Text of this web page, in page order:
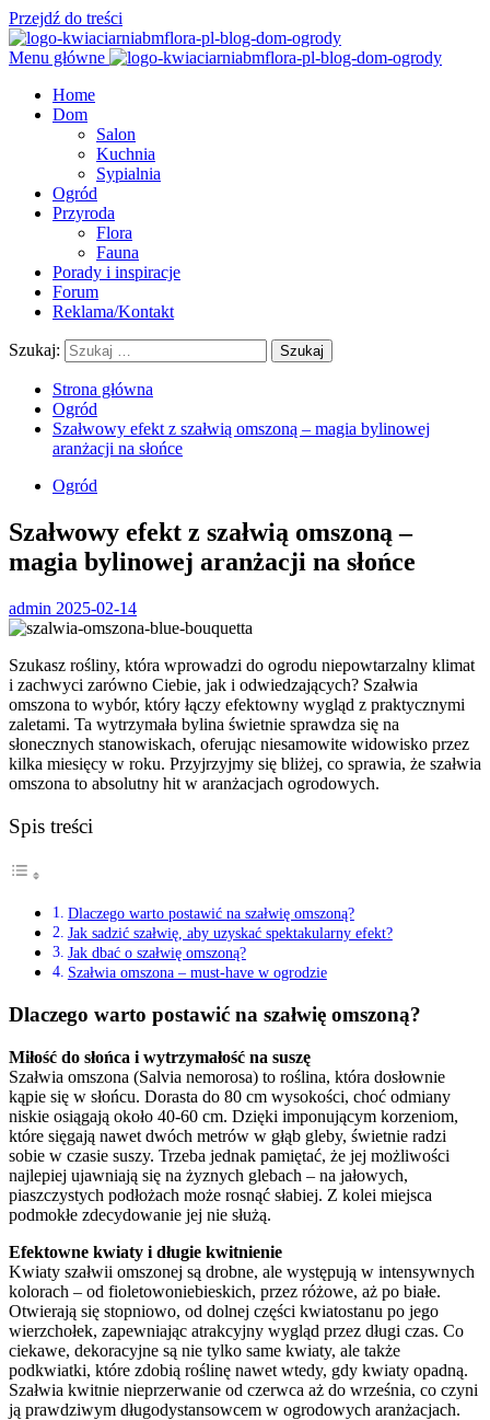
Przejdź do treści
Menu główne
Home
Dom
Salon
Kuchnia
Sypialnia
Ogród
Przyroda
Flora
Fauna
Porady i inspiracje
Forum
Reklama/Kontakt
Szukaj:
Strona główna
Ogród
Szałwowy efekt z szałwią omszoną – magia bylinowej
aranżacji na słońce
Ogród
Szałwowy efekt z szałwią omszoną –
magia bylinowej aranżacji na słońce
admin 2025-02-14
Szukasz rośliny, która wprowadzi do ogrodu niepowtarzalny klimat
i zachwyci zarówno Ciebie, jak i odwiedzających? Szałwia
omszona to wybór, który łączy efektowny wygląd z praktycznymi
zaletami. Ta wytrzymała bylina świetnie sprawdza się na
słonecznych stanowiskach, oferując niesamowite widowisko przez
kilka miesięcy w roku. Przyjrzyjmy się bliżej, co sprawia, że szałwia
omszona to absolutny hit w aranżacjach ogrodowych.
Spis treści
Dlaczego warto postawić na szałwię omszoną?
Jak sadzić szałwię, aby uzyskać spektakularny efekt?
Jak dbać o szałwię omszoną?
Szałwia omszona – must-have w ogrodzie
Dlaczego warto postawić na szałwię omszoną?
Miłość do słońca i wytrzymałość na suszę
Szałwia omszona (Salvia nemorosa) to roślina, która dosłownie
kąpie się w słońcu. Dorasta do 80 cm wysokości, choć odmiany
niskie osiągają około 40-60 cm. Dzięki imponującym korzeniom,
które sięgają nawet dwóch metrów w głąb gleby, świetnie radzi
sobie w czasie suszy. Trzeba jednak pamiętać, że jej możliwości
najlepiej ujawniają się na żyznych glebach – na jałowych,
piaszczystych podłożach może rosnąć słabiej. Z kolei miejsca
podmokłe zdecydowanie jej nie służą.
Efektowne kwiaty i długie kwitnienie
Kwiaty szałwii omszonej są drobne, ale występują w intensywnych
kolorach – od fioletowoniebieskich, przez różowe, aż po białe.
Otwierają się stopniowo, od dolnej części kwiatostanu po jego
wierzchołek, zapewniając atrakcyjny wygląd przez długi czas. Co
ciekawe, dekoracyjne są nie tylko same kwiaty, ale także
podkwiatki, które zdobią roślinę nawet wtedy, gdy kwiaty opadną.
Szałwia kwitnie nieprzerwanie od czerwca aż do września, co czyni
ją prawdziwym długodystansowcem w ogrodowych aranżacjach.